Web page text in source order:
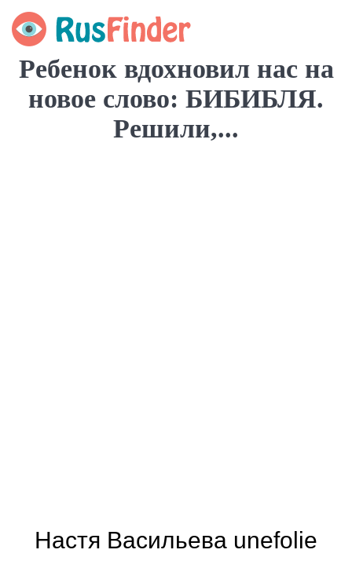
Ребенок вдохновил нас на
новое слово: БИБИБЛЯ.
Решили,...
Настя Васильева unefolie